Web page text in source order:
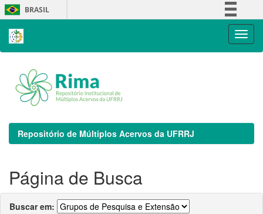
Skip
navigation
BRASIL
Repositório de Múltiplos Acervos da UFRRJ
Página de Busca
Buscar em: